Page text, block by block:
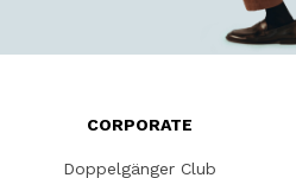
CORPORATE
Doppelgänger Club